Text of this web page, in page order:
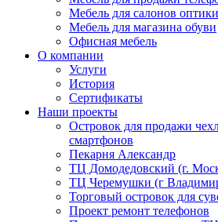
Мебель для салонов оптики
Мебель для магазина обуви
Офисная мебель
О компании
Услуги
История
Сертификаты
Наши проекты
Островок для продажи
смартфонов
Пекарня Александр
ТЦ Домодедовский (г.
ТЦ Черемушки (г
Торговый островок для
Проект ремонт телефонов